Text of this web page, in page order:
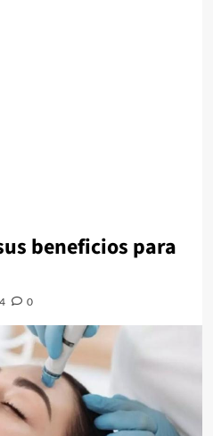
beneficios para
0